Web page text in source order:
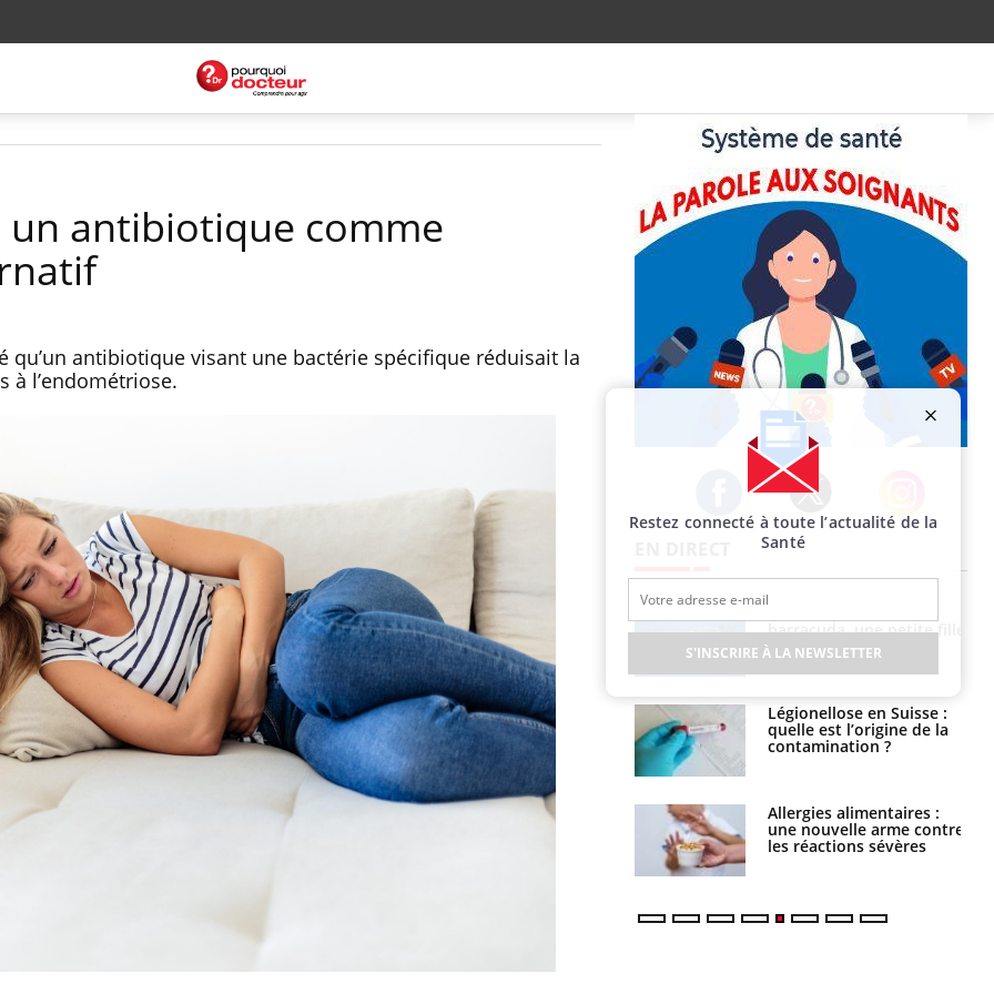
un antibiotique comme
qu’un antibiotique visant une bactérie spécifique réduisait la
à l’endométriose.
Facebook Twitter Instagram
Grossesse et chaleur : ce
que dit la science
Le smartphone nuit-il à
l'apprentissage de la
lecture ?
Mordue par une tique en
vacances, elle reste dans
barracuda, une petite fille
secourue grâce à un
réflexe essentiel
Légionellose en Suisse :
quelle est l’origine de la
contamination ?
Allergies alimentaires :
une nouvelle arme contre
les réactions sévères
sommeil des enfants en
vacances ?
Bilan prévention : ce que
les kinés pourront
bientôt faire
TDAH : quel est ce
traitement autorisé aux
États-Unis ?
Restez connecté à toute l’actualité de la
Santé
S'INSCRIRE À LA NEWSLETTER